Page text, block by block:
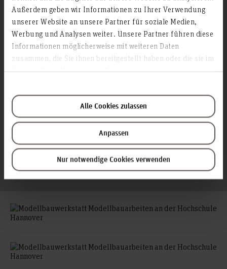
Außerdem geben wir Informationen zu Ihrer Verwendung
unserer Website an unsere Partner für soziale Medien,
Werbung und Analysen weiter. Unsere Partner führen diese
Informationen möglicherweise mit weiteren Daten
zusammen, die Sie ihnen bereitgestellt haben oder die sie im
Alle Cookies zulassen
Anpassen
Nur notwendige Cookies verwenden
Holzwerkstatt
Metallwerkstatt
3D Druck
CNC